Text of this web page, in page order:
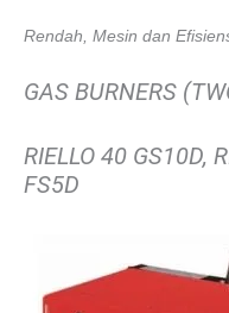
Rendah, Mesin dan
GAS BURNERS
RIELLO 40 GS10D,
FS5D